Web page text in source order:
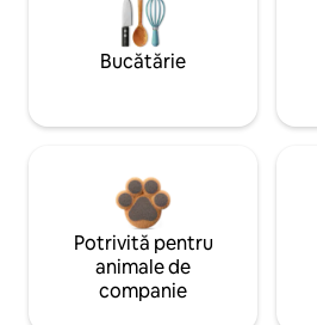
Bucătărie
Potrivită pentru
animale de
companie